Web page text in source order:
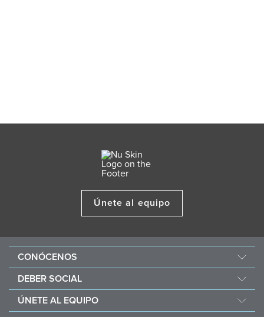
Únete al equipo
CONÓCENOS
One Global Voice
Nu Space LATAM by Nu Skin
DEBER SOCIAL
Force for Good
Nourish the Children
ÚNETE AL EQUIPO